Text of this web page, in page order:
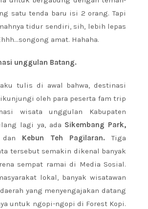
satu tenda baru isi 2 orang. Tapi
tidur sendiri, sih, lebih lepas
amat. Hahaha.
unggulan Batang.
tulis di awal bahwa, destinasi
oleh para peserta fam trip
wisata unggulan Kabupaten
lagi ya, ada Sikembang Park,
dan Kebun Teh Pagilaran.Tiga
tersebut semakin dikenal banyak
sempat ramai di Media Sosial.
lokal, banyak wisatawan
yang menyengajakan datang
untuk ngopi-ngopi di Forest Kopi.